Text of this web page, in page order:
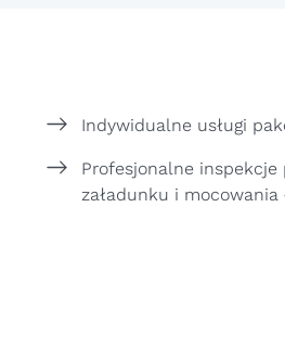
Indywidualne usługi
Profesjonalne inspekcje
załadunku i mocowania